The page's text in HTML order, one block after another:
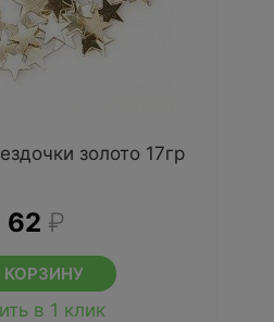
золото 17гр
62 ₽
КОРЗИНУ
в 1 клик